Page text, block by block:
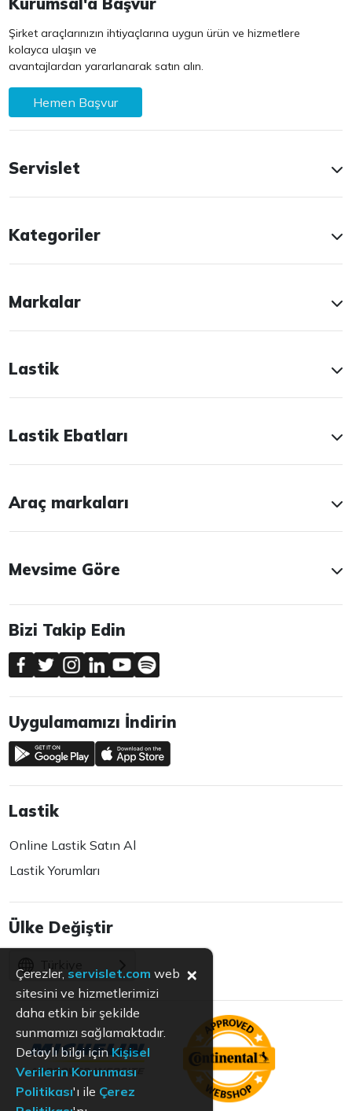
Şirket araçlarınızın ihtiyaçlarına uygun ürün ve hizmetlere
kolayca ulaşın ve
avantajlardan yararlanarak satın alın.
Hemen Başvur
Servislet
Kategoriler
Markalar
Lastik
Lastik Ebatları
Araç markaları
Mevsime Göre
Bizi Takip Edin
Uygulamamızı İndirin
Lastik
Online Lastik Satın Al
Lastik Yorumları
Ülke Değiştir
Türkiye
Çerezler, servislet.com web
sitesini ve hizmetlerimizi
daha etkin bir şekilde
sunmamızı sağlamaktadır.
Detaylı bilgi içinKişisel
Verilerin Korunması
Politikası'ı ile Çerez
×